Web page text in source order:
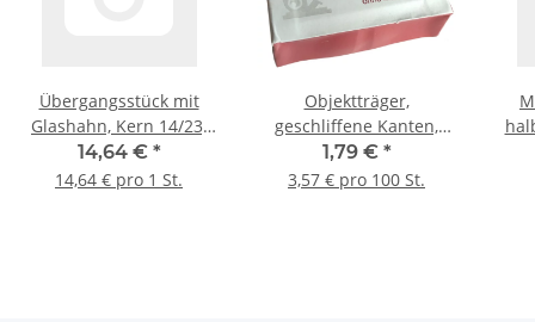
Übergangsstück mit
Glashahn, Kern 14/23,
Glasolive, 90° gebogen
14,64 € *
14,64 € pro 1 St.
Objektträger,
geschliffene Kanten,
76*25 mm, ohne
Mattrand; 1,0-1,2 mm, 50
1,79 € *
3,57 € pro 100 St.